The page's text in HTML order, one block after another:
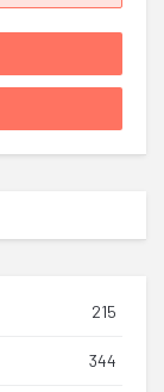
215
344